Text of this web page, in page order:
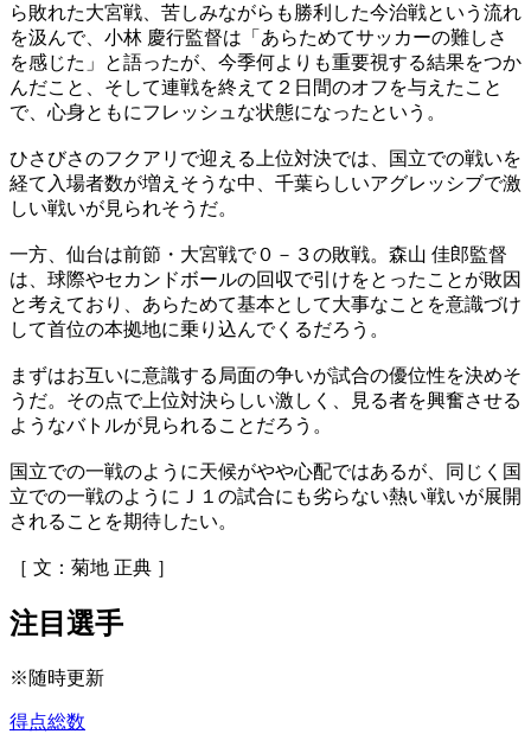
ら敗れた大宮戦、苦しみながらも勝利した今治戦という流れ
を汲んで、小林 慶行監督は「あらためてサッカーの難しさ
を感じた」と語ったが、今季何よりも重要視する結果をつか
んだこと、そして連戦を終えて２日間のオフを与えたこと
で、心身ともにフレッシュな状態になったという。
ひさびさのフクアリで迎える上位対決では、国立での戦いを
経て入場者数が増えそうな中、千葉らしいアグレッシブで激
しい戦いが見られそうだ。
一方、仙台は前節・大宮戦で０－３の敗戦。森山 佳郎監督
は、球際やセカンドボールの回収で引けをとったことが敗因
と考えており、あらためて基本として大事なことを意識づけ
して首位の本拠地に乗り込んでくるだろう。
まずはお互いに意識する局面の争いが試合の優位性を決めそ
うだ。その点で上位対決らしい激しく、見る者を興奮させる
ようなバトルが見られることだろう。
国立での一戦のように天候がやや心配ではあるが、同じく国
立での一戦のようにＪ１の試合にも劣らない熱い戦いが展開
されることを期待したい。
［ 文：菊地 正典 ］
注目選手
※随時更新
得点総数